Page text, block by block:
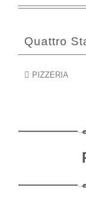
Quattro
PIZZERIA